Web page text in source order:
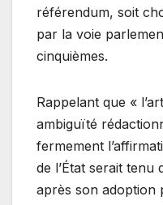
référendum, soit
par la voie
cinquièmes.
Rappelant que «
ambiguïté
fermement
de l’État serait
après son adoption